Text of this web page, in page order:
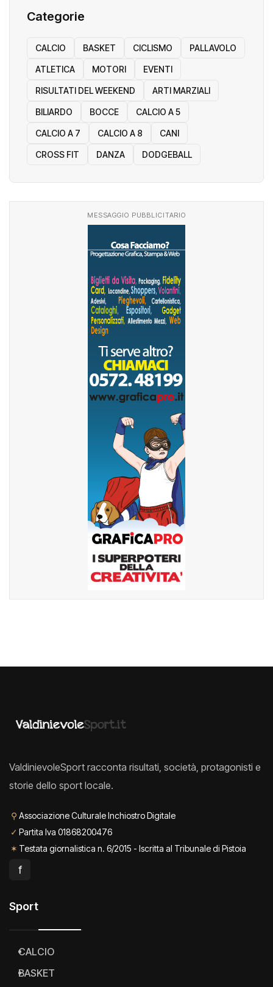
Categorie
CALCIO BASKET CICLISMO PALLAVOLO
ATLETICA MOTORI EVENTI
RISULTATI DEL WEEKEND ARTI MARZIALI
BILIARDO BOCCE CALCIO A 5
CALCIO A 7 CALCIO A 8 CANI
CROSS FIT DANZA DODGEBALL
MESSAGGIO PUBBLICITARIO
ValdinievoleSport racconta risultati, società, protagonisti e
storie dello sport locale.
⚲ Associazione Culturale Inchiostro Digitale
✓ Partita Iva 01868200476
✶ Testata giornalistica n. 6/2015 - Iscritta al Tribunale di Pistoia
f
Sport
CALCIO
BASKET